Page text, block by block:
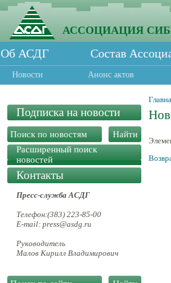
АССОЦИАЦИЯ
Об АСДГ Состав
Новости Анонс актов
Подписка на новости
Расширенный поиск
новостей
Контакты
Пресс-служба АСДГ
Телефон:(383) 223-85-00
E-mail: press@asdg.ru
Руководитель
Малов Кирилл Владимирович